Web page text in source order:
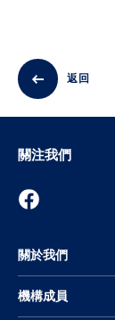
返回
關注我們
關於我們
機構成員